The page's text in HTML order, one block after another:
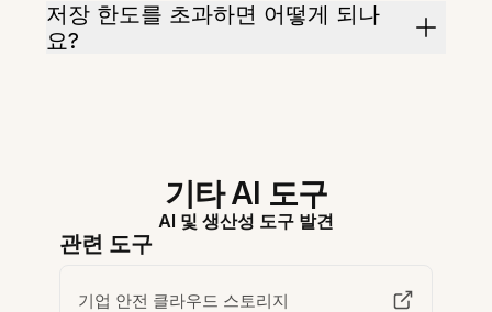
저장 한도를 초과하면 어떻게 되나
요?
기타 AI 도구
AI 및 생산성 도구 발견
관련 도구
기업 안전 클라우드 스토리지